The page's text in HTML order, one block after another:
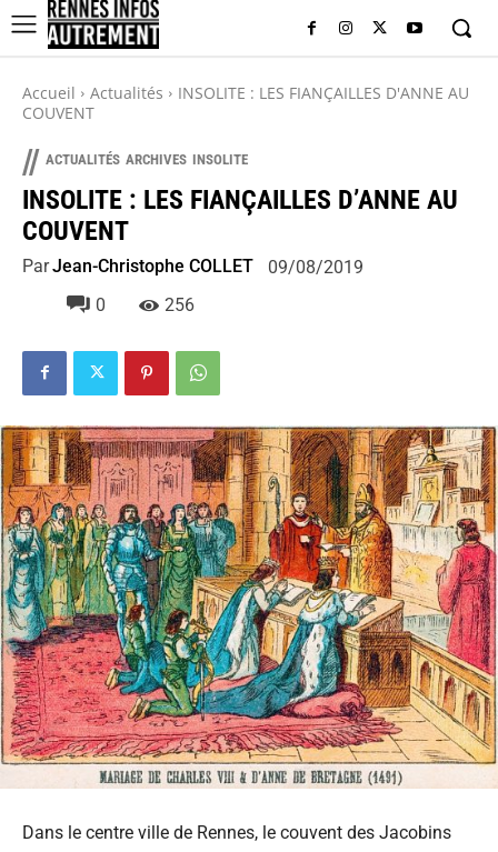
Accueil Actualités
INSOLITE : LES FIANÇAILLES D'ANNE AU
COUVENT
// ACTUALITÉS ARCHIVES INSOLITE
INSOLITE : LES FIANÇAILLES D’ANNE AU
COUVENT
ParJean-Christophe COLLET
09/08/2019
0
256
Dans le centre ville de Rennes, le couvent des Jacobins